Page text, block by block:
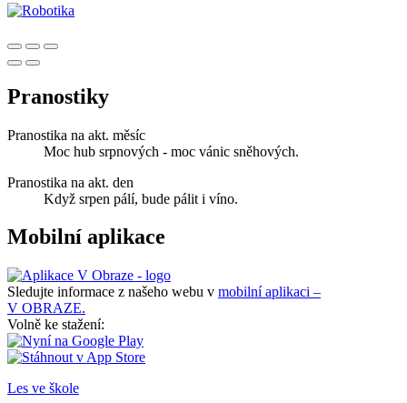
Pranostiky
Pranostika na akt. měsíc
Moc hub srpnových - moc vánic sněhových.
Pranostika na akt. den
Když srpen pálí, bude pálit i víno.
Mobilní aplikace
Sledujte informace z našeho webu v mobilní aplikaci –
V OBRAZE.
Volně ke stažení:
Les ve škole